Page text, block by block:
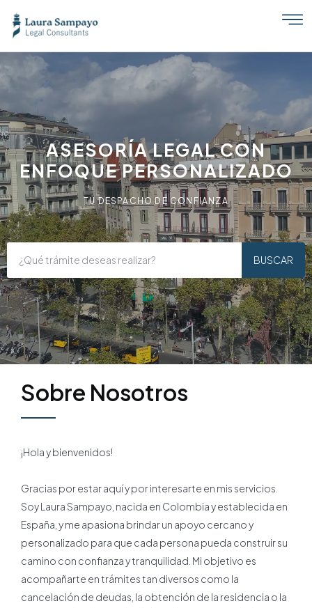
ASESORÍA LEGAL CON
ENFOQUE PERSONALIZADO
TU DESPACHO DE CONFIANZA
BUSCAR
Sobre Nosotros
¡Hola y bienvenidos!
Gracias por estar aquí y por interesarte en mis servicios.
Soy Laura Sampayo, nacida en Colombia y establecida en
España, y me apasiona brindar un apoyo cercano y
personalizado para que cada persona pueda construir su
camino con confianza y tranquilidad. Mi objetivo es
acompañarte en trámites tan diversos como la
cancelación de deudas, la obtención de la residencia o la